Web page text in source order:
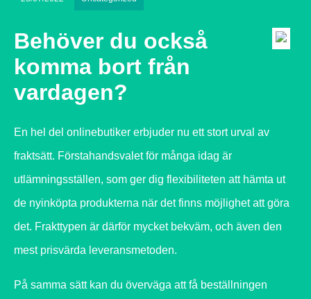
Behöver du också
komma bort från
vardagen?
En hel del onlinebutiker erbjuder nu ett stort urval av
fraktsätt. Förstahandsvalet för många idag är
utlämningsställen, som ger dig flexibiliteten att hämta ut
de nyinköpta produkterna när det finns möjlighet att göra
det. Frakttypen är därför mycket bekväm, och även den
mest prisvärda leveransmetoden.
På samma sätt kan du överväga att få beställningen